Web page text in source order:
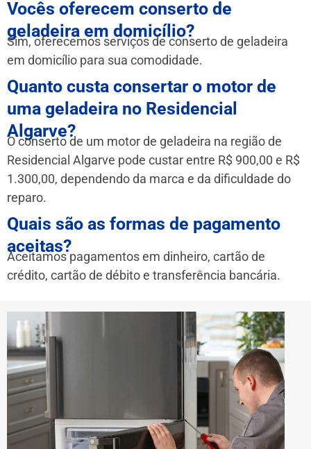
Vocês oferecem conserto de
geladeira em domicílio?
Sim, oferecemos serviços de conserto de geladeira
em domicílio para sua comodidade.
Quanto custa consertar o motor de
uma geladeira no Residencial
Algarve?
O conserto de um motor de geladeira na região de
Residencial Algarve pode custar entre R$ 900,00 e R$
1.300,00, dependendo da marca e da dificuldade do
reparo.
Quais são as formas de pagamento
aceitas?
Aceitamos pagamentos em dinheiro, cartão de
crédito, cartão de débito e transferência bancária.